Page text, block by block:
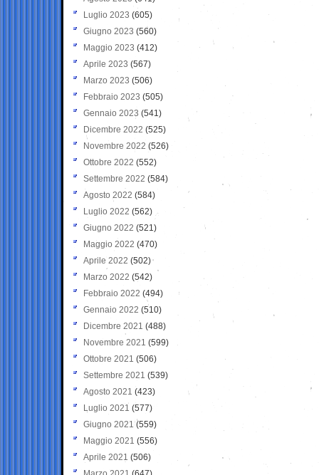
Luglio 2023 (605)
Giugno 2023 (560)
Maggio 2023 (412)
Aprile 2023 (567)
Marzo 2023 (506)
Febbraio 2023 (505)
Gennaio 2023 (541)
Dicembre 2022 (525)
Novembre 2022 (526)
Ottobre 2022 (552)
Settembre 2022 (584)
Agosto 2022 (584)
Luglio 2022 (562)
Giugno 2022 (521)
Maggio 2022 (470)
Aprile 2022 (502)
Marzo 2022 (542)
Febbraio 2022 (494)
Gennaio 2022 (510)
Dicembre 2021 (488)
Novembre 2021 (599)
Ottobre 2021 (506)
Settembre 2021 (539)
Agosto 2021 (423)
Luglio 2021 (577)
Giugno 2021(559)
Maggio 2021 (556)
Aprile 2021 (506)